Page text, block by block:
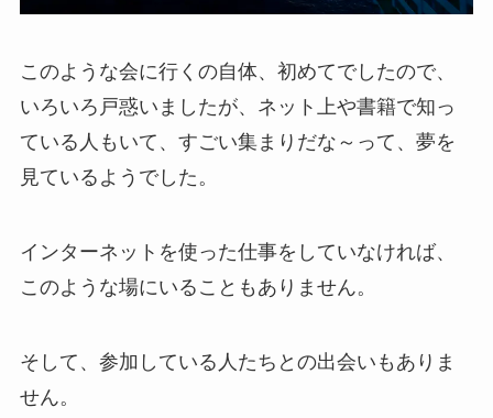
このような会に行くの自体、初めてでしたので、
いろいろ戸惑いましたが、ネット上や書籍で知っ
ている人もいて、すごい集まりだな～って、夢を
見ているようでした。
インターネットを使った仕事をしていなければ、
このような場にいることもありません。
そして、参加している人たちとの出会いもありま
せん。